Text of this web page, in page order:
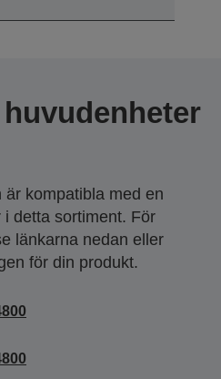
är kompatibla med en
detta sortiment. För
länkarna nedan eller
för din produkt.